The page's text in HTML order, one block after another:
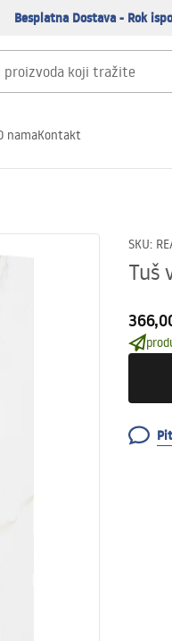
Besplatna Dostava - Rok
namaKontakt
SKU:
Tuš